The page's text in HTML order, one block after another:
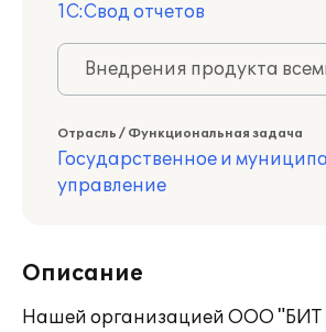
1С:Свод отчетов
Внедрения продукта
Отрасль / Функциональная задача
Государственное и
управление
Описание
Нашей организацией ООО "БИТ